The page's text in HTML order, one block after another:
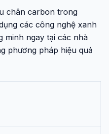
chân carbon trong
các công nghệ xanh
minh ngay tại các nhà
phương pháp hiệu quả